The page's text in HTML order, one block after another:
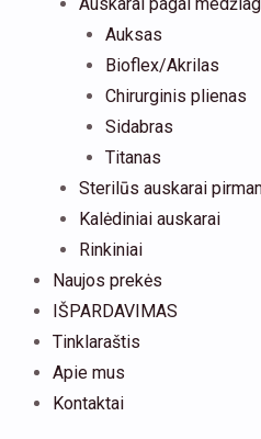
Auksas
Bioflex/Akrilas
Chirurginis plienas
Sidabras
Titanas
Sterilūs auskarai
Kalėdiniai auskarai
Rinkiniai
Naujos prekės
IŠPARDAVIMAS
Tinklaraštis
Apie mus
Kontaktai